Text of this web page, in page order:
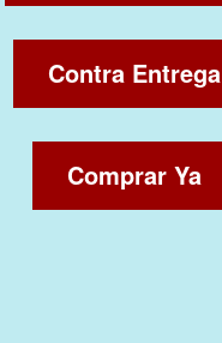
Contra Entrega
Comprar Ya